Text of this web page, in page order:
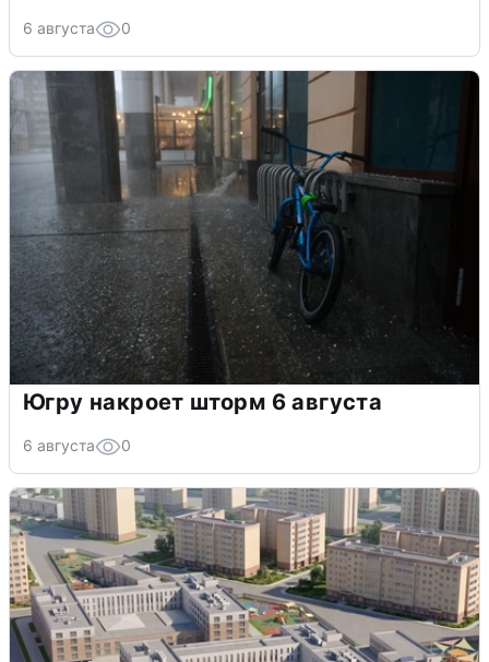
6 августа 0
Югру накроет шторм 6 августа
6 августа 0